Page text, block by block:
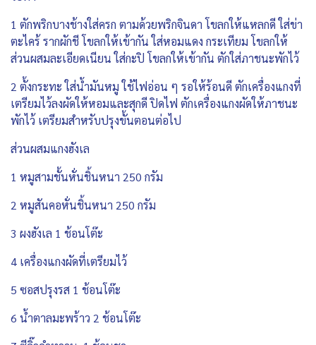
1 ตักพริกบางช้างใส่ครก ตามด้วยพริกจินดา โขลกให้แหลกดี ใส่ข่า
ตะไคร้ รากผักชี โขลกให้เข้ากัน ใส่หอมแดง กระเทียม โขลกให้
ส่วนผสมละเอียดเนียน ใส่กะปิ โขลกให้เข้ากัน ตักใส่ภาชนะพักไว้
2 ตั้งกระทะ ใส่น้ำมันหมู ใช้ไฟอ่อน ๆ รอให้ร้อนดี ตักเครื่องแกงที่
เตรียมไว้ลงผัดให้หอมและสุกดี ปิดไฟ ตักเครื่องแกงผัดให้ภาชนะ
พักไว้ เตรียมสำหรับปรุงขั้นตอนต่อไป
ส่วนผสมแกงฮังเล
1 หมูสามชั้นหั่นชิ้นหนา 250 กรัม
2 หมูสันคอหั่นชิ้นหนา 250 กรัม
3 ผงฮังเล 1 ช้อนโต๊ะ
4 เครื่องแกงผัดที่เตรียมไว้
5 ซอสปรุงรส 1 ช้อนโต๊ะ
6 น้ำตาลมะพร้าว 2 ช้อนโต๊ะ